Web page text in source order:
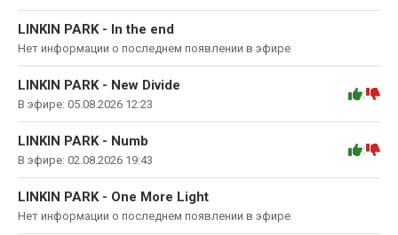
LINKIN PARK - In the end
Нет информации о последнем появлении в эфире
LINKIN PARK - New Divide
В эфире: 05.08.2026 12:23
:
LINKIN PARK - Numb
В эфире: 02.08.2026 19:43
:
LINKIN PARK - One More Light
Нет информации о последнем появлении в эфире